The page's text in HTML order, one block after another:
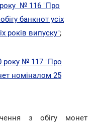
року № 116 "Про
банкнот усіх
років випуску";
року № 117 "Про
номіналом 25
з обігу монет